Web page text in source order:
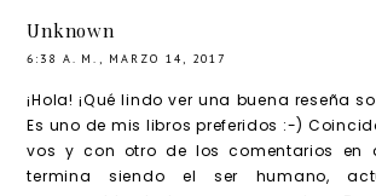
Unknown
6:38 A. M., MARZO 14, 2017
¡Hola! ¡Qué lindo ver una buena reseña
Es uno de mis libros preferidos :-)
vos y con otro de los comentarios en
termina siendo el ser humano,